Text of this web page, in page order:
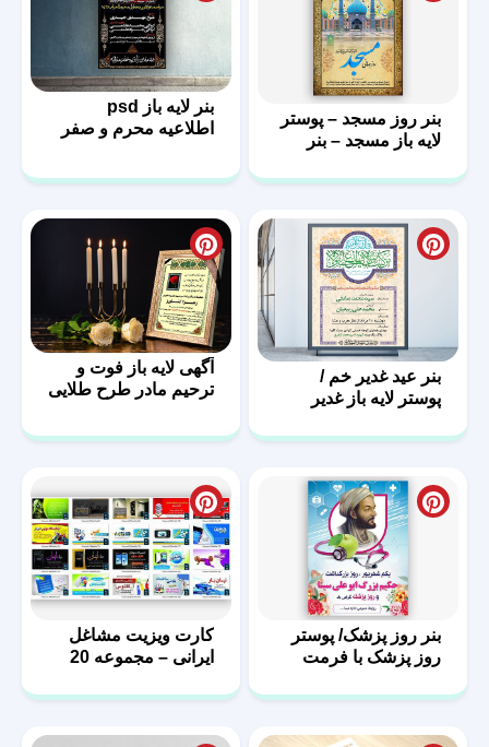
بنر روز مسجد – پوستر
لایه باز مسجد – بنر
بنر لایه باز psd
اطلاعیه محرم و صفر
بنر عید غدیر خم /
پوستر لایه باز غدیر
آگهی لایه باز فوت و
ترحیم مادر طرح طلایی
بنر روز پزشک/ پوستر
روز پزشک با فرمت
کارت ویزیت مشاغل
ایرانی – مجموعه 20
دوم